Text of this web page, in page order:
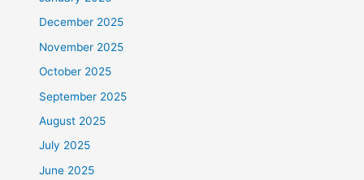
December 2025
November 2025
October 2025
September 2025
August 2025
July 2025
June 2025